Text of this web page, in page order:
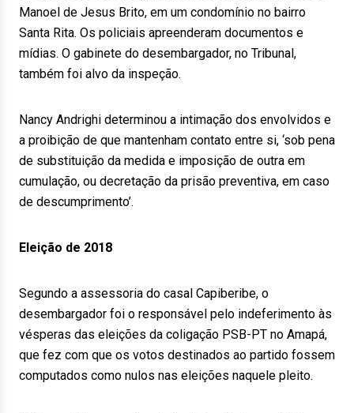
Manoel de Jesus Brito, em um condomínio no bairro
Santa Rita. Os policiais apreenderam documentos e
mídias. O gabinete do desembargador, no Tribunal,
também foi alvo da inspeção.
Nancy Andrighi determinou a intimação dos envolvidos e
a proibição de que mantenham contato entre si, ‘sob pena
de substituição da medida e imposição de outra em
cumulação, ou decretação da prisão preventiva, em caso
de descumprimento’.
Eleição de 2018
Segundo a assessoria do casal Capiberibe, o
desembargador foi o responsável pelo indeferimento às
vésperas das eleições da coligação PSB-PT no Amapá,
que fez com que os votos destinados ao partido fossem
computados como nulos nas eleições naquele pleito.